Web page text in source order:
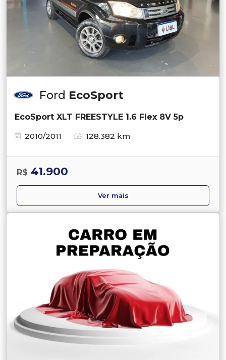
Ford EcoSport
EcoSport XLT FREESTYLE 1.6 Flex 8V 5p
2010/2011
128.382 km
R$ 41.900
Ver mais